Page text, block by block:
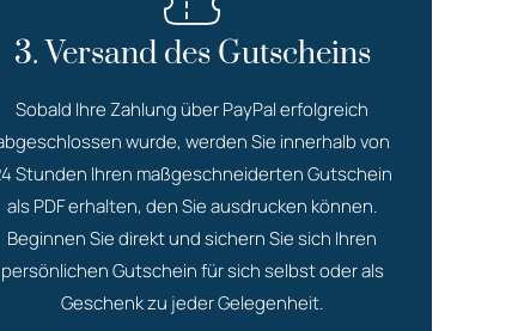
3. Versand des Gutscheins
Sobald Ihre Zahlung über PayPal erfolgreich
wurde, werden Sie innerhalb von
Stunden Ihren maßgeschneiderten Gutschein
als PDF erhalten, den Sie ausdrucken können.
Beginnen Sie direkt und sichern Sie sich Ihren
persönlichen Gutschein für sich selbst oder als
Geschenk zu jeder Gelegenheit.